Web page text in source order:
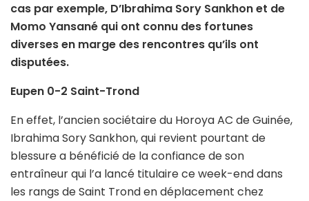
cas par exemple, D’Ibrahima Sory Sankhon et de
Momo Yansané qui ont connu des fortunes
diverses en marge des rencontres qu’ils ont
disputées.
Eupen 0-2 Saint-Trond
En effet, l’ancien sociétaire du Horoya AC de Guinée,
Ibrahima Sory Sankhon, qui revient pourtant de
blessure a bénéficié de la confiance de son
entraîneur qui l’a lancé titulaire ce week-end dans
les rangs de Saint Trond en déplacement chez